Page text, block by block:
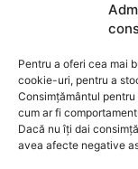
Pentru a oferi cea mai
cookie-uri, pentru a
Consimțământul
cum ar fi
Dacă nu îți dai
avea afecte negative
Tehnologie
Financiar
ABUZURI
Social